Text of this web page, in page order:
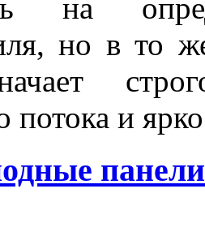
на
но в то
потока и